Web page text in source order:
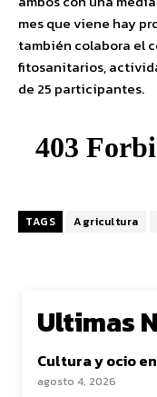
mes que viene hay
también colabora el
fitosanitarios,
de 25 participantes.
TAGS Agricultura
Ultimas
Cultura y ocio
agosto 4, 2026